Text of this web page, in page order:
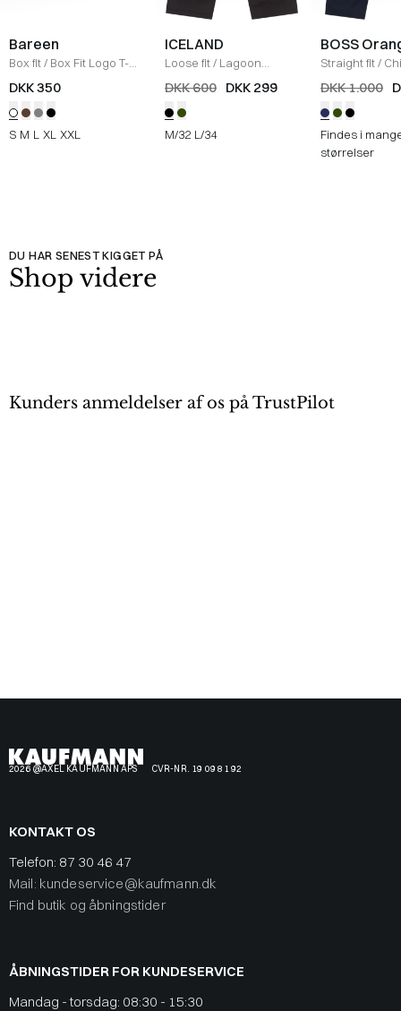
Bareen
Box fit/ Box Fit Logo T-
shirt /WHITE
DKK 350
S M L XL XXL
ICELAND
Loose fit/ Lagoon
Bukser / BLACK
DKK 600 DKK 299
M/32 L/34
BOSS
Straight fit/
Straight /NAVY
DKK 1.000
Findes i
størrelser
DU HAR SENEST KIGGET PÅ
Shop videre
Kunders anmeldelser af os på TrustPilot
2026 @AXEL KAUFMANN APS CVR-NR. 19 09 81 92
KONTAKT OS
Telefon: 87 30 46 47
Mail: kundeservice@kaufmann.dk
Find butik og åbningstider
ÅBNINGSTIDER FOR KUNDESERVICE
Mandag - torsdag: 08:30 - 15:30